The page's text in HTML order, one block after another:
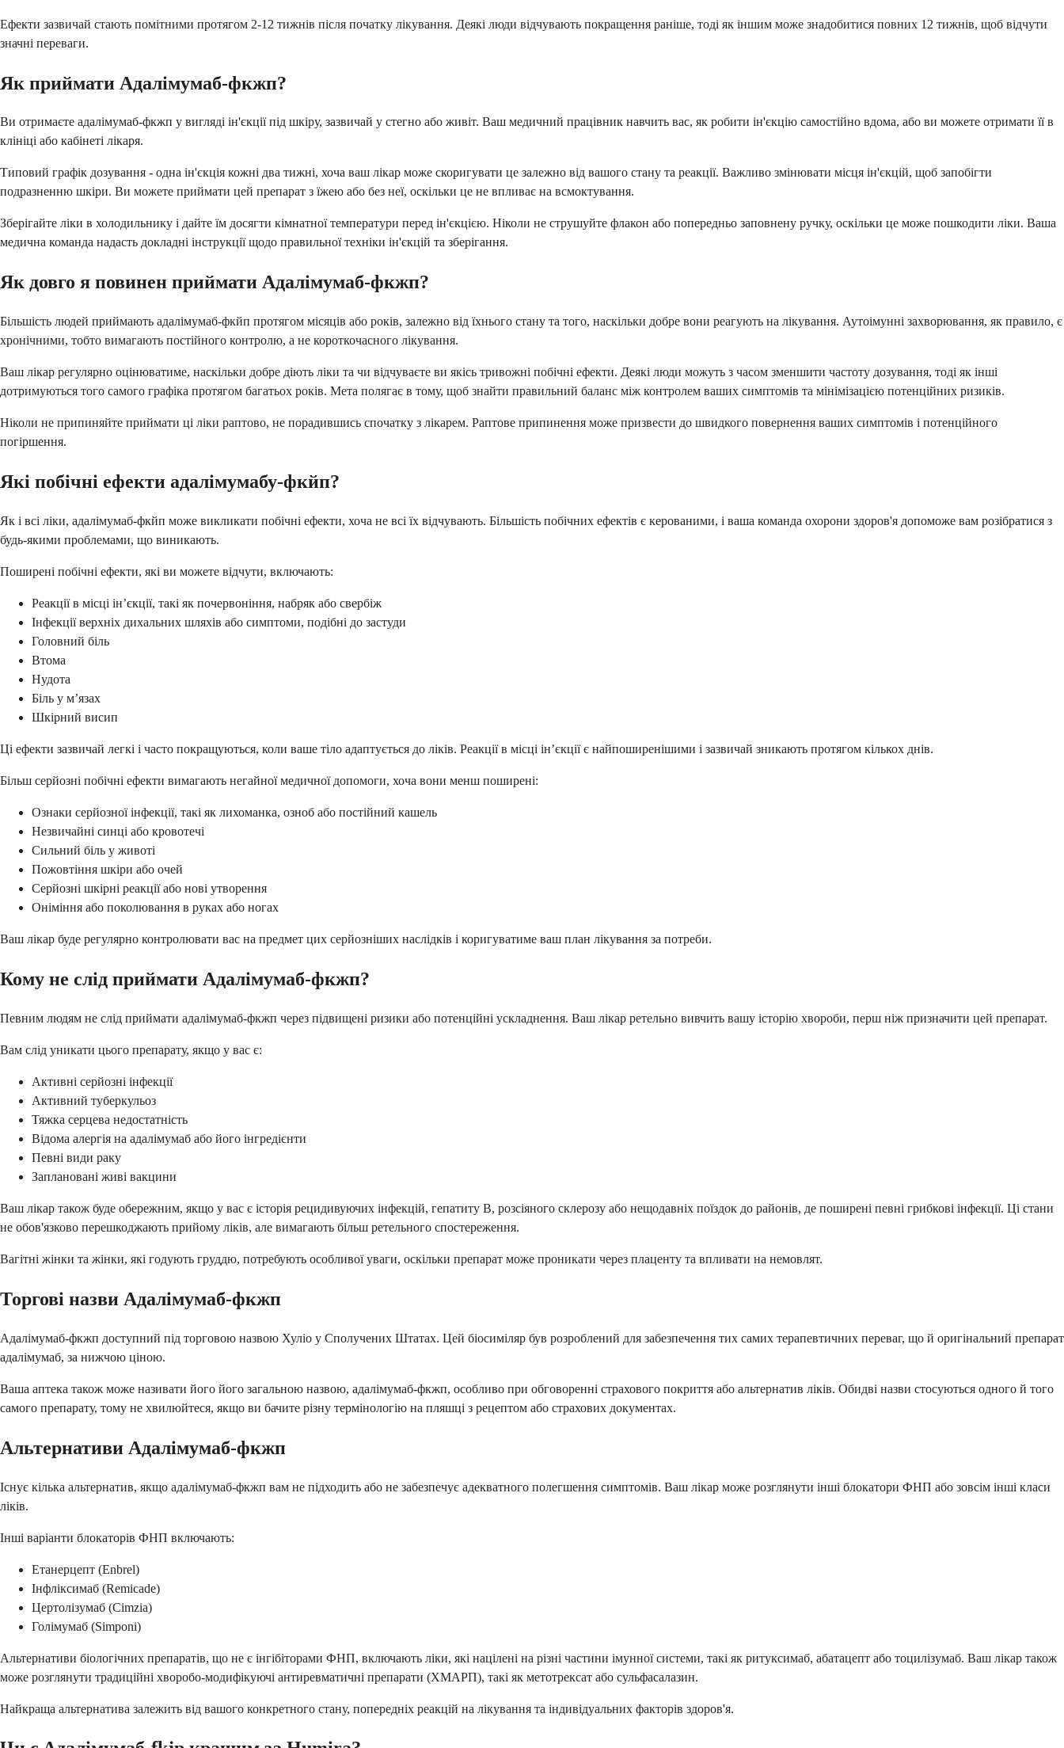
Ефекти зазвичай стають помітними протягом 2-12 тижнів після початку лікування. Деякі люди відчувають покращення раніше, тоді як іншим може знадобитися повних 12 тижнів, щоб відчути
значні переваги.
Як приймати Адалімумаб-фкжп?
Ви отримаєте адалімумаб-фкжп у вигляді ін'єкції під шкіру, зазвичай у стегно або живіт. Ваш медичний працівник навчить вас, як робити ін'єкцію самостійно вдома, або ви можете отримати її в
клініці або кабінеті лікаря.
Типовий графік дозування - одна ін'єкція кожні два тижні, хоча ваш лікар може скоригувати це залежно від вашого стану та реакції. Важливо змінювати місця ін'єкцій, щоб запобігти
подразненню шкіри. Ви можете приймати цей препарат з їжею або без неї, оскільки це не впливає на всмоктування.
Зберігайте ліки в холодильнику і дайте їм досягти кімнатної температури перед ін'єкцією. Ніколи не струшуйте флакон або попередньо заповнену ручку, оскільки це може пошкодити ліки. Ваша
медична команда надасть докладні інструкції щодо правильної техніки ін'єкцій та зберігання.
Як довго я повинен приймати Адалімумаб-фкжп?
Більшість людей приймають адалімумаб-фкйп протягом місяців або років, залежно від їхнього стану та того, наскільки добре вони реагують на лікування. Аутоімунні захворювання, як правило, є
хронічними, тобто вимагають постійного контролю, а не короткочасного лікування.
Ваш лікар регулярно оцінюватиме, наскільки добре діють ліки та чи відчуваєте ви якісь тривожні побічні ефекти. Деякі люди можуть з часом зменшити частоту дозування, тоді як інші
дотримуються того самого графіка протягом багатьох років. Мета полягає в тому, щоб знайти правильний баланс між контролем ваших симптомів та мінімізацією потенційних ризиків.
Ніколи не припиняйте приймати ці ліки раптово, не порадившись спочатку з лікарем. Раптове припинення може призвести до швидкого повернення ваших симптомів і потенційного
погіршення.
Які побічні ефекти адалімумабу-фкйп?
Як і всі ліки, адалімумаб-фкйп може викликати побічні ефекти, хоча не всі їх відчувають. Більшість побічних ефектів є керованими, і ваша команда охорони здоров'я допоможе вам розібратися з
будь-якими проблемами, що виникають.
Поширені побічні ефекти, які ви можете відчути, включають:
Реакції в місці ін’єкції, такі як почервоніння, набряк або свербіж
Інфекції верхніх дихальних шляхів або симптоми, подібні до застуди
Головний біль
Втома
Нудота
Біль у м’язах
Шкірний висип
Ці ефекти зазвичай легкі і часто покращуються, коли ваше тіло адаптується до ліків. Реакції в місці ін’єкції є найпоширенішими і зазвичай зникають протягом кількох днів.
Більш серйозні побічні ефекти вимагають негайної медичної допомоги, хоча вони менш поширені:
Ознаки серйозної інфекції, такі як лихоманка, озноб або постійний кашель
Незвичайні синці або кровотечі
Сильний біль у животі
Пожовтіння шкіри або очей
Серйозні шкірні реакції або нові утворення
Оніміння або поколювання в руках або ногах
Ваш лікар буде регулярно контролювати вас на предмет цих серйозніших наслідків і коригуватиме ваш план лікування за потреби.
Кому не слід приймати Адалімумаб-фкжп?
Певним людям не слід приймати адалімумаб-фкжп через підвищені ризики або потенційні ускладнення. Ваш лікар ретельно вивчить вашу історію хвороби, перш ніж призначити цей препарат.
Вам слід уникати цього препарату, якщо у вас є:
Активні серйозні інфекції
Активний туберкульоз
Тяжка серцева недостатність
Відома алергія на адалімумаб або його інгредієнти
Певні види раку
Заплановані живі вакцини
Ваш лікар також буде обережним, якщо у вас є історія рецидивуючих інфекцій, гепатиту В, розсіяного склерозу або нещодавніх поїздок до районів, де поширені певні грибкові інфекції. Ці стани
не обов'язково перешкоджають прийому ліків, але вимагають більш ретельного спостереження.
Вагітні жінки та жінки, які годують груддю, потребують особливої уваги, оскільки препарат може проникати через плаценту та впливати на немовлят.
Торгові назви Адалімумаб-фкжп
Адалімумаб-фкжп доступний під торговою назвою Хуліо у Сполучених Штатах. Цей біосиміляр був розроблений для забезпечення тих самих терапевтичних переваг, що й оригінальний препарат
адалімумаб, за нижчою ціною.
Ваша аптека також може називати його його загальною назвою, адалімумаб-фкжп, особливо при обговоренні страхового покриття або альтернатив ліків. Обидві назви стосуються одного й того
самого препарату, тому не хвилюйтеся, якщо ви бачите різну термінологію на пляшці з рецептом або страхових документах.
Альтернативи Адалімумаб-фкжп
Існує кілька альтернатив, якщо адалімумаб-фкжп вам не підходить або не забезпечує адекватного полегшення симптомів. Ваш лікар може розглянути інші блокатори ФНП або зовсім інші класи
ліків.
Інші варіанти блокаторів ФНП включають:
Етанерцепт (Enbrel)
Інфліксимаб (Remicade)
Цертолізумаб (Cimzia)
Голімумаб (Simponi)
Альтернативи біологічних препаратів, що не є інгібіторами ФНП, включають ліки, які націлені на різні частини імунної системи, такі як ритуксимаб, абатацепт або тоцилізумаб. Ваш лікар також
може розглянути традиційні хворобо-модифікуючі антиревматичні препарати (ХМАРП), такі як метотрексат або сульфасалазин.
Найкраща альтернатива залежить від вашого конкретного стану, попередніх реакцій на лікування та індивідуальних факторів здоров'я.